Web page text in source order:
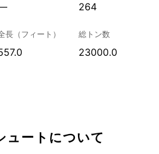
264
長（フィート） 総トン数
23000.0
ュートについて